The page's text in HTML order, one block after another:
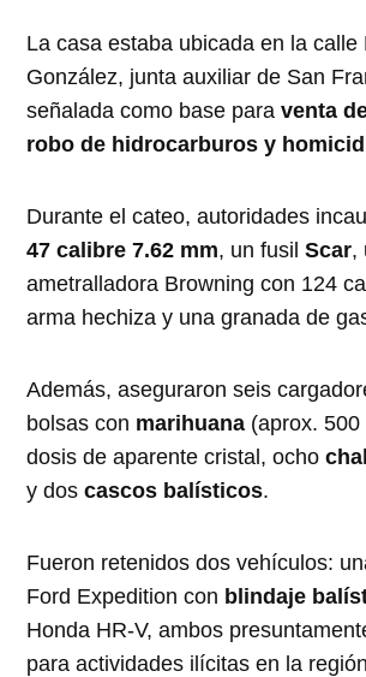
La casa estaba ubicada en la calle
González, junta auxiliar de San
señalada como base paraventa
robo de hidrocarburos y
Durante el cateo, autoridades
47 calibre 7.62 mm, un fusilScar,
ametralladora Browning con 124
arma hechiza y una granada de
Además, aseguraron seis
bolsas con marihuana (aprox.
dosis de aparente cristal, ocho
y doscascos balísticos.
Fueron retenidos dos vehículos:
Ford Expedition con blindaje
Honda HR-V, ambos
para actividades ilícitas en la